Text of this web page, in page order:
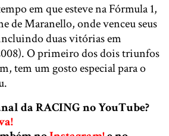
em que esteve na Fórmula 1,
de Maranello, onde venceu seus
duas vitórias em
O primeiro dos dois triunfos
tem um gosto especial para o
da RACING no YouTube?